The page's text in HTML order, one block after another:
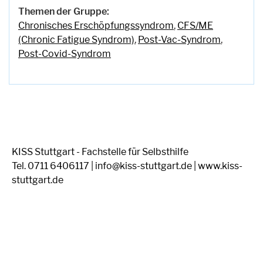
Themen der Gruppe:
Chronisches Erschöpfungssyndrom, CFS/ME
(Chronic Fatigue Syndrom), Post-Vac-Syndrom,
Post-Covid-Syndrom
KISS Stuttgart - Fachstelle für Selbsthilfe
Tel. 0711 6406117 | info@kiss-stuttgart.de | www.kiss-
stuttgart.de